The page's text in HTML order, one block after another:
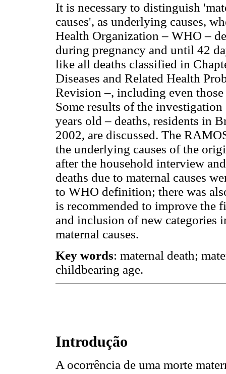
It is necessary to distinguish
causes', as underlying causes,
Health Organization – WHO –
during pregnancy and until 42
like all deaths classified in
Diseases and Related Health
Revision –, including even
Some results of the
years old – deaths, residents in
2002, are discussed. The
the underlying causes of the
after the household interview
deaths due to maternal causes
to WHO definition; there was
is recommended to improve the
and inclusion of new categories
maternal causes.
Key words: maternal death;
childbearing age.
Introdução
A ocorrência de uma morte